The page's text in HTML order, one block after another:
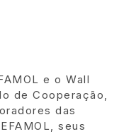
e o Wall
de Cooperação,
das
seus